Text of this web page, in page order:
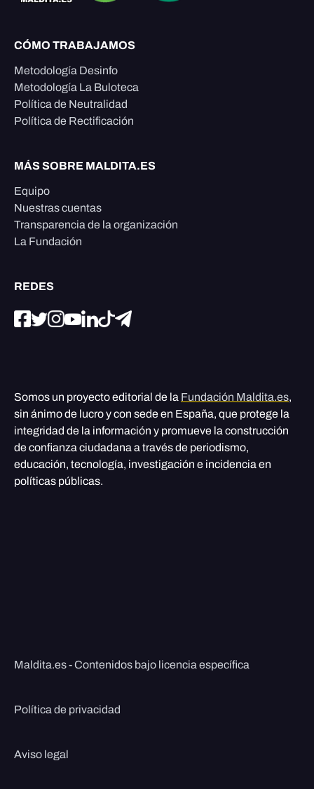
CÓMO TRABAJAMOS
Metodología Desinfo
Metodología La Buloteca
Política de Neutralidad
Política de Rectificación
MÁS SOBRE MALDITA.ES
Equipo
Nuestras cuentas
Transparencia de la organización
La Fundación
REDES
Somos un proyecto editorial de la Fundación Maldita.es,
sin ánimo de lucro y con sede en España, que protege la
integridad de la información y promueve la construcción
de confianza ciudadana a través de periodismo,
educación, tecnología, investigación e incidencia en
políticas públicas.
Maldita.es - Contenidos bajo licencia específica
Política de privacidad
Aviso legal